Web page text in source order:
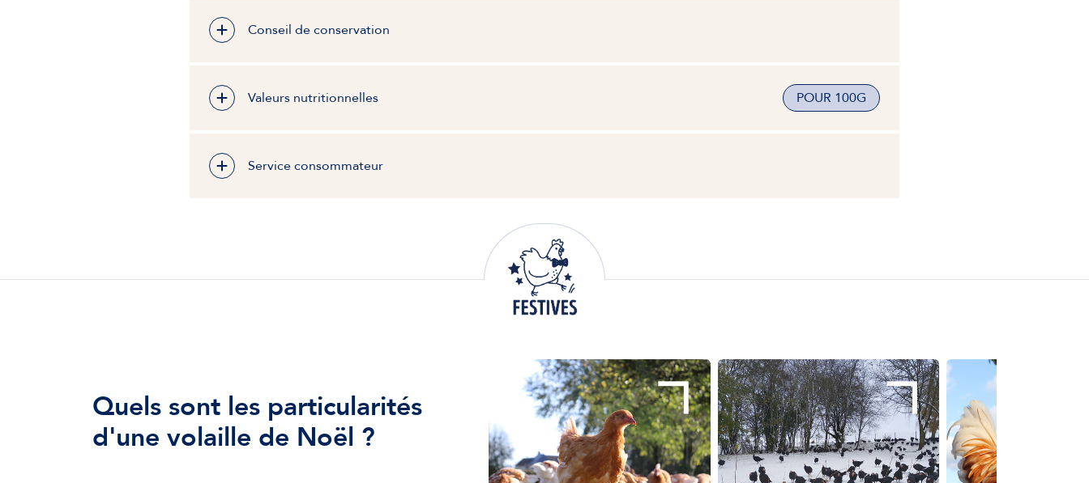
Conseil de conservation
Valeurs nutritionnelles POUR 100G
Service consommateur
Quels sont les particularités
d'une volaille de Noël ?